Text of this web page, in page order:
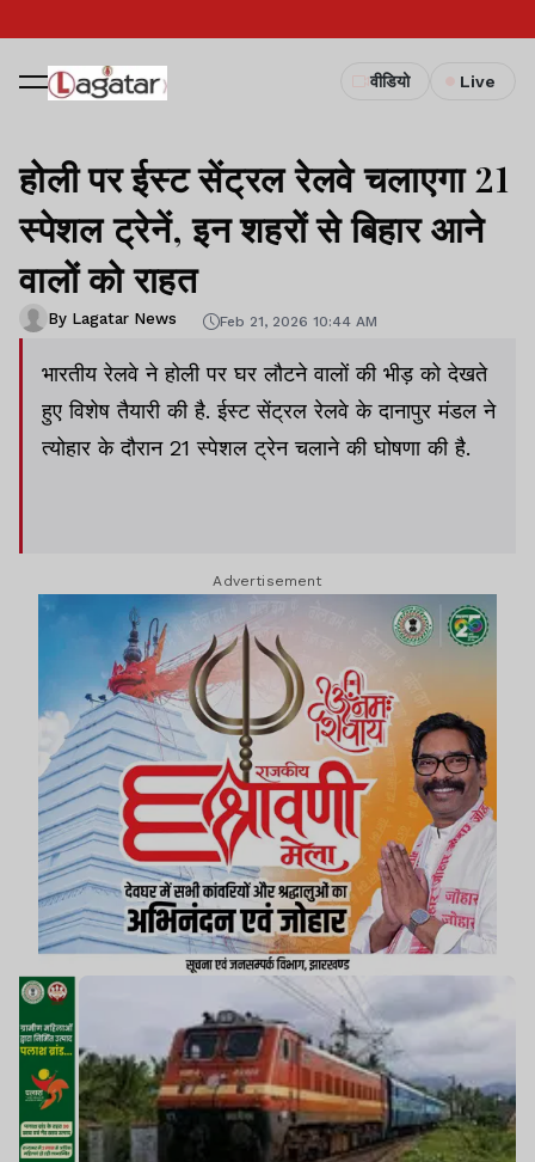
वीडियो Live
होली पर ईस्ट सेंट्रल रेलवे चलाएगा 21
स्पेशल ट्रेनें, इन शहरों से बिहार आने
वालों को राहत
By Lagatar News Feb 21, 2026 10:44 AM
भारतीय रेलवे ने होली पर घर लौटने वालों की भीड़ को देखते
हुए विशेष तैयारी की है. ईस्ट सेंट्रल रेलवे के दानापुर मंडल ने
त्योहार के दौरान 21 स्पेशल ट्रेन चलाने की घोषणा की है.
Advertisement